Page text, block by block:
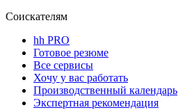
Соискателям
hh PRO
Готовое резюме
Все сервисы
Хочу у вас работать
Производственный календарь
Экспертная рекомендация